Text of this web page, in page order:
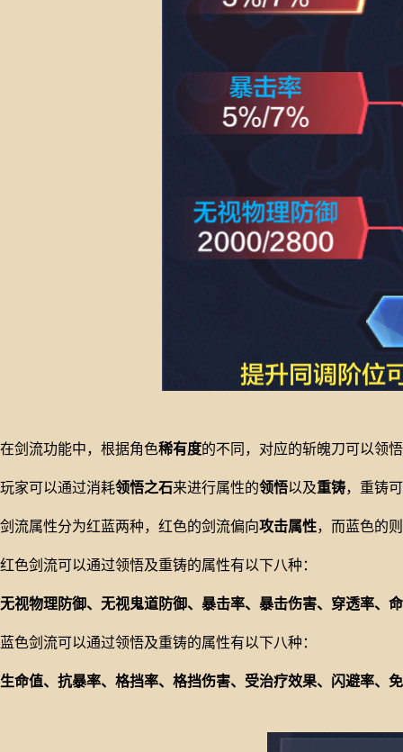
在剑流功能中，根据角色稀有度的不同，对应的斩魄刀可以领悟
玩家可以通过消耗领悟之石来进行属性的领悟以及重铸，重铸
剑流属性分为红蓝两种，红色的剑流偏向攻击属性，而蓝色的
红色剑流可以通过领悟及重铸的属性有以下八种：
无视物理防御、无视鬼道防御、暴击率、暴击伤害、穿透率、
蓝色剑流可以通过领悟及重铸的属性有以下八种：
生命值、抗暴率、格挡率、格挡伤害、受治疗效果、闪避率、